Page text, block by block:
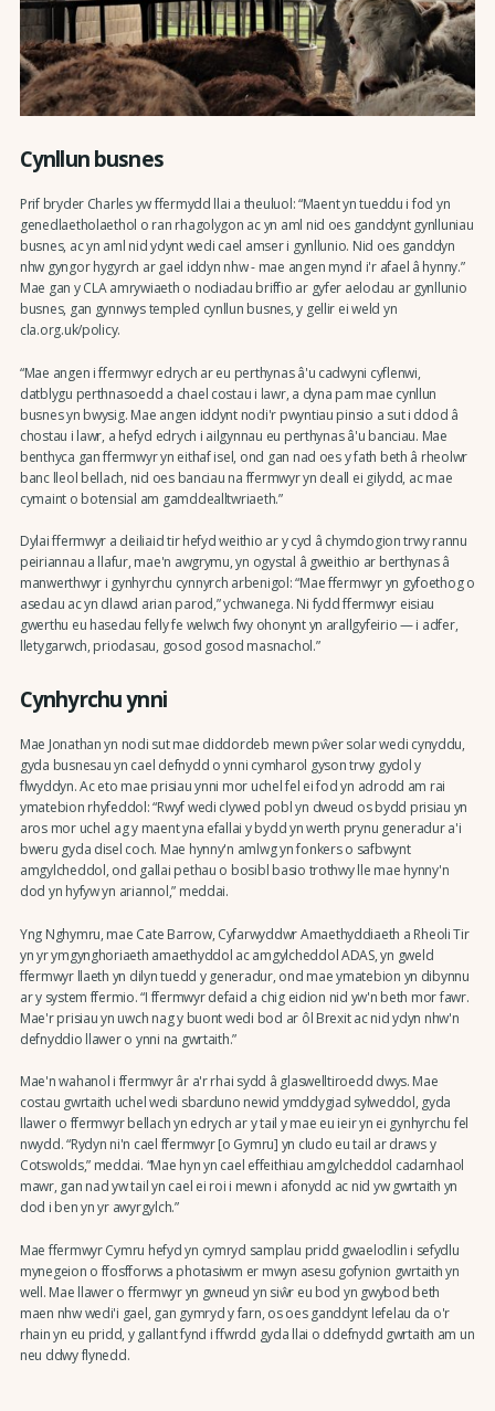
Cynllun busnes
Prif bryder Charles yw ffermydd llai a theuluol: “Maent yn tueddu i fod yn
genedlaetholaethol o ran rhagolygon ac yn aml nid oes ganddynt gynlluniau
busnes, ac yn aml nid ydynt wedi cael amser i gynllunio. Nid oes ganddyn
nhw gyngor hygyrch ar gael iddyn nhw - mae angen mynd i'r afael â hynny.”
Mae gan y CLA amrywiaeth o nodiadau briffio ar gyfer aelodau ar gynllunio
busnes, gan gynnwys templed cynllun busnes, y gellir ei weld yn
cla.org.uk/policy.
“Mae angen i ffermwyr edrych ar eu perthynas â'u cadwyni cyflenwi,
datblygu perthnasoedd a chael costau i lawr, a dyna pam mae cynllun
busnes yn bwysig. Mae angen iddynt nodi'r pwyntiau pinsio a sut i ddod â
chostau i lawr, a hefyd edrych i ailgynnau eu perthynas â'u banciau. Mae
benthyca gan ffermwyr yn eithaf isel, ond gan nad oes y fath beth â rheolwr
banc lleol bellach, nid oes banciau na ffermwyr yn deall ei gilydd, ac mae
cymaint o botensial am gamddealltwriaeth.”
Dylai ffermwyr a deiliaid tir hefyd weithio ar y cyd â chymdogion trwy rannu
peiriannau a llafur, mae'n awgrymu, yn ogystal â gweithio ar berthynas â
manwerthwyr i gynhyrchu cynnyrch arbenigol: “Mae ffermwyr yn gyfoethog o
asedau ac yn dlawd arian parod,” ychwanega. Ni fydd ffermwyr eisiau
gwerthu eu hasedau felly fe welwch fwy ohonynt yn arallgyfeirio — i adfer,
lletygarwch, priodasau, gosod gosod masnachol.”
Cynhyrchu ynni
Mae Jonathan yn nodi sut mae diddordeb mewn pŵer solar wedi cynyddu,
gyda busnesau yn cael defnydd o ynni cymharol gyson trwy gydol y
flwyddyn. Ac eto mae prisiau ynni mor uchel fel ei fod yn adrodd am rai
ymatebion rhyfeddol: “Rwyf wedi clywed pobl yn dweud os bydd prisiau yn
aros mor uchel ag y maent yna efallai y bydd yn werth prynu generadur a'i
bweru gyda disel coch. Mae hynny'n amlwg yn fonkers o safbwynt
amgylcheddol, ond gallai pethau o bosibl basio trothwy lle mae hynny'n
dod yn hyfyw yn ariannol,” meddai.
Yng Nghymru, mae Cate Barrow, Cyfarwyddwr Amaethyddiaeth a Rheoli Tir
yn yr ymgynghoriaeth amaethyddol ac amgylcheddol ADAS, yn gweld
ffermwyr llaeth yn dilyn tuedd y generadur, ond mae ymatebion yn dibynnu
ar y system ffermio. “I ffermwyr defaid a chig eidion nid yw'n beth mor fawr.
Mae'r prisiau yn uwch nag y buont wedi bod ar ôl Brexit ac nid ydyn nhw'n
defnyddio llawer o ynni na gwrtaith.”
Mae'n wahanol i ffermwyr âr a'r rhai sydd â glaswelltiroedd dwys. Mae
costau gwrtaith uchel wedi sbarduno newid ymddygiad sylweddol, gyda
llawer o ffermwyr bellach yn edrych ar y tail y mae eu ieir yn ei gynhyrchu fel
nwydd. “Rydyn ni'n cael ffermwyr [o Gymru] yn cludo eu tail ar draws y
Cotswolds,” meddai. “Mae hyn yn cael effeithiau amgylcheddol cadarnhaol
mawr, gan nad yw tail yn cael ei roi i mewn i afonydd ac nid yw gwrtaith yn
dod i ben yn yr awyrgylch.”
Mae ffermwyr Cymru hefyd yn cymryd samplau pridd gwaelodlin i sefydlu
mynegeion o ffosfforws a photasiwm er mwyn asesu gofynion gwrtaith yn
well. Mae llawer o ffermwyr yn gwneud yn siŵr eu bod yn gwybod beth
maen nhw wedi'i gael, gan gymryd y farn, os oes ganddynt lefelau da o'r
rhain yn eu pridd, y gallant fynd i ffwrdd gyda llai o ddefnydd gwrtaith am un
neu ddwy flynedd.